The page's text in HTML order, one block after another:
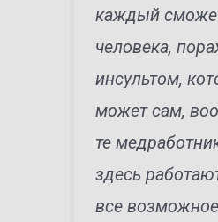
каждый
человека,
инсультом,
может сам,
те
здесь
все